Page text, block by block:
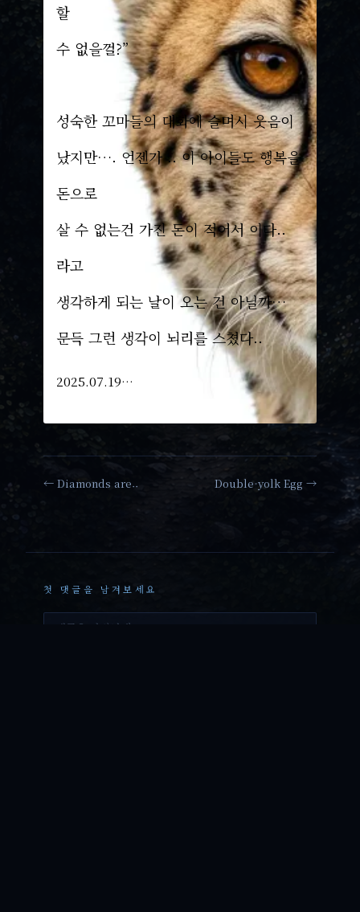
할
수 없을껄?”
성숙한 꼬마들의 대화에 슬며시 웃음이
났지만…. 언젠가 .. 이 아이들도 행복을
돈으로
살 수 없는건 가진 돈이 적어서 이다..
라고
생각하게 되는 날이 오는 건 아닐까…
문득 그런 생각이 뇌리를 스쳤다..
2025.07.19…
← Diamonds are.. Double-yolk Egg →
첫 댓글을 남겨보세요
댓